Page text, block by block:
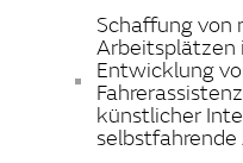
Schaffung von
Arbeitsplätzen
Entwicklung
künstlicher